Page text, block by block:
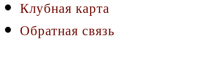
Клубная карта
Обратная связь